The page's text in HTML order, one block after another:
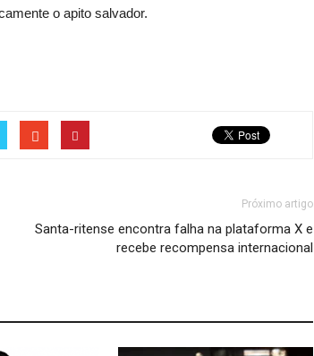
o apito salvador.
Próximo artigo
Santa-ritense encontra falha na plataforma X e
recebe recompensa internacional